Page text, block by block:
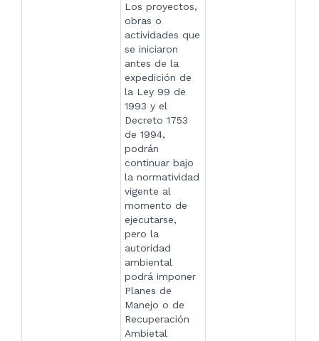
Los proyectos,
obras o
actividades que
se iniciaron
antes de la
expedición de
la Ley 99 de
1993 y el
Decreto 1753
de 1994,
podrán
continuar bajo
la normatividad
vigente al
momento de
ejecutarse,
pero la
autoridad
ambiental
podrá imponer
Planes de
Manejo o de
Recuperación
Ambietal